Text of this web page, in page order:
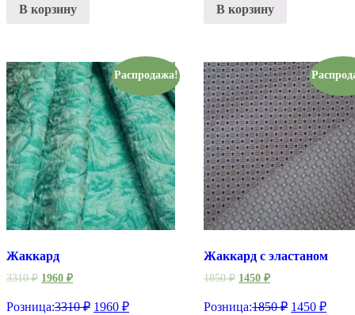
В корзину В корзину
Распродажа!
Жаккард
3310₽ 1960 ₽
Розница:3310₽ 1960 ₽
Жаккард с эластаном
1850₽ 1450₽
Розница:1850₽ 1450₽